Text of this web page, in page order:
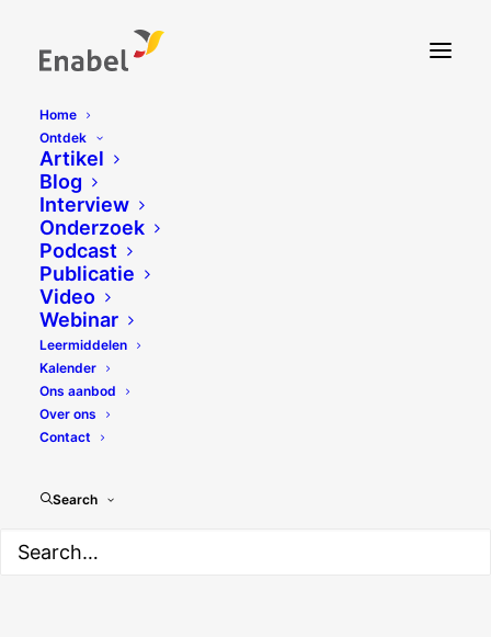
Home
Ontdek
Artikel
Blog
Interview
Onderzoek
Podcast
Publicatie
Video
Webinar
Leermiddelen
Kalender
Ons aanbod
Over ons
Contact
Search
Mallette Justice climatique